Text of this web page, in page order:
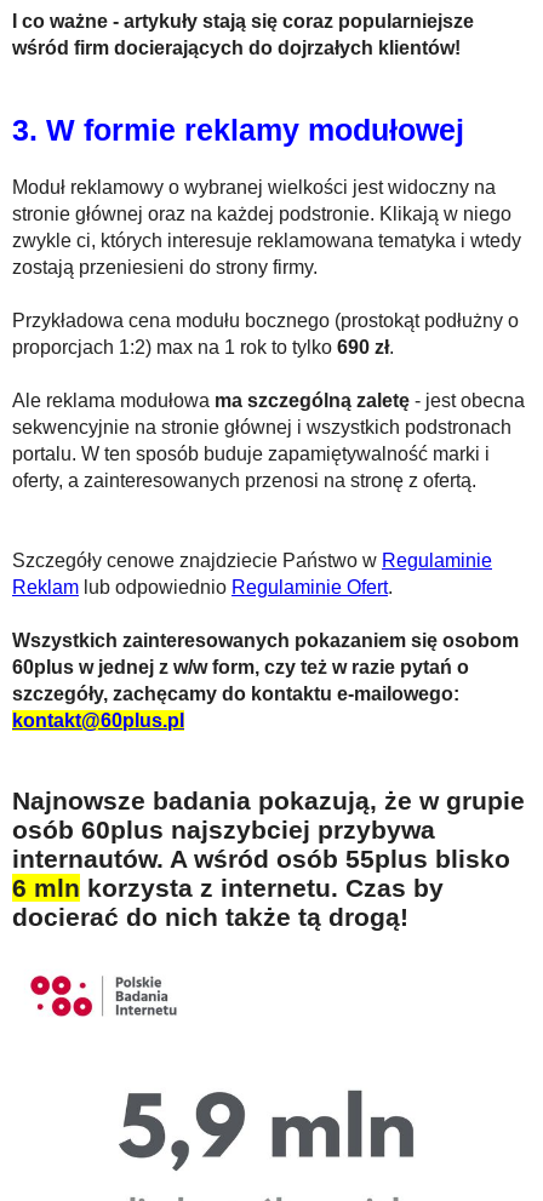
I co ważne - artykuły stają się coraz popularniejsze
wśród firm docierających do dojrzałych klientów!
3. W formie reklamy modułowej
Moduł reklamowy o wybranej wielkości jest widoczny na
stronie głównej oraz na każdej podstronie. Klikają w niego
zwykle ci, których interesuje reklamowana tematyka i wtedy
zostają przeniesieni do strony firmy.
Przykładowa cena modułu bocznego (prostokąt podłużny o
proporcjach 1:2) max na 1 rok to tylko 690 zł.
Ale reklama modułowa ma szczególną zaletę - jest obecna
sekwencyjnie na stronie głównej i wszystkich podstronach
portalu. W ten sposób buduje zapamiętywalność marki i
oferty, a zainteresowanych przenosi na stronę z ofertą.
Szczegóły cenowe znajdziecie Państwo w Regulaminie
Reklam lub odpowiednio Regulaminie Ofert.
Wszystkich zainteresowanych pokazaniem się osobom
60plus w jednej z w/w form, czy też w razie pytań o
szczegóły, zachęcamy do kontaktu e-mailowego:
kontakt@60plus.pl
Najnowsze badania pokazują, że w grupie
osób 60plus najszybciej przybywa
internautów. A wśród osób 55plus blisko
6 mln korzysta z internetu. Czas by
docierać do nich także tą drogą!